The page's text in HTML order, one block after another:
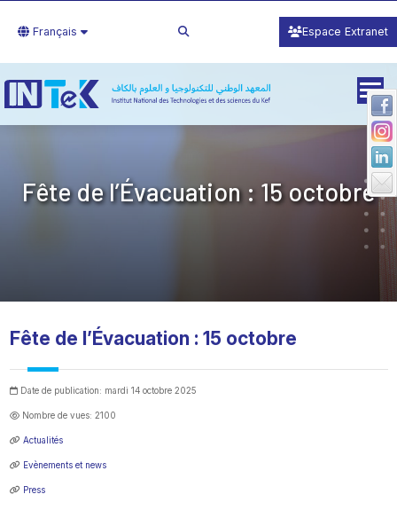
Français Espace Extranet
Fête de l’Évacuation : 15 octobre
Fête de l’Évacuation : 15 octobre
Date de publication: mardi 14 octobre 2025
Nombre de vues: 2100
Actualités
Evènements et news
Press